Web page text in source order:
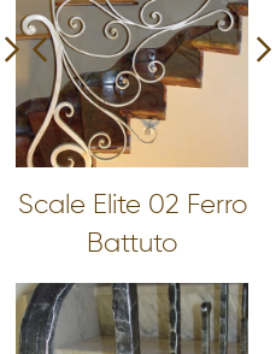
Scale Elite 02 Ferro
Battuto